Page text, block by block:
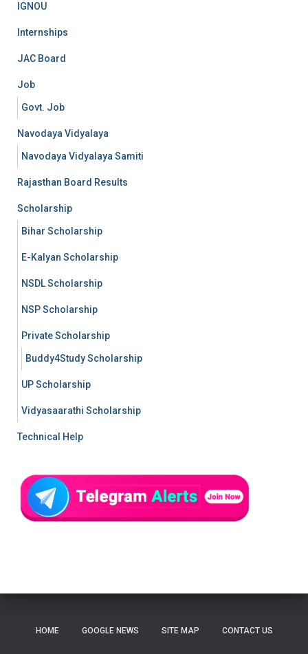
IGNOU
Internships
JAC Board
Job
Govt. Job
Navodaya Vidyalaya
Navodaya Vidyalaya Samiti
Rajasthan Board Results
Scholarship
Bihar Scholarship
E-Kalyan Scholarship
NSDL Scholarship
NSP Scholarship
Private Scholarship
Buddy4Study Scholarship
UP Scholarship
Vidyasaarathi Scholarship
Technical Help
HOME GOOGLE NEWS SITE MAP CONTACT US